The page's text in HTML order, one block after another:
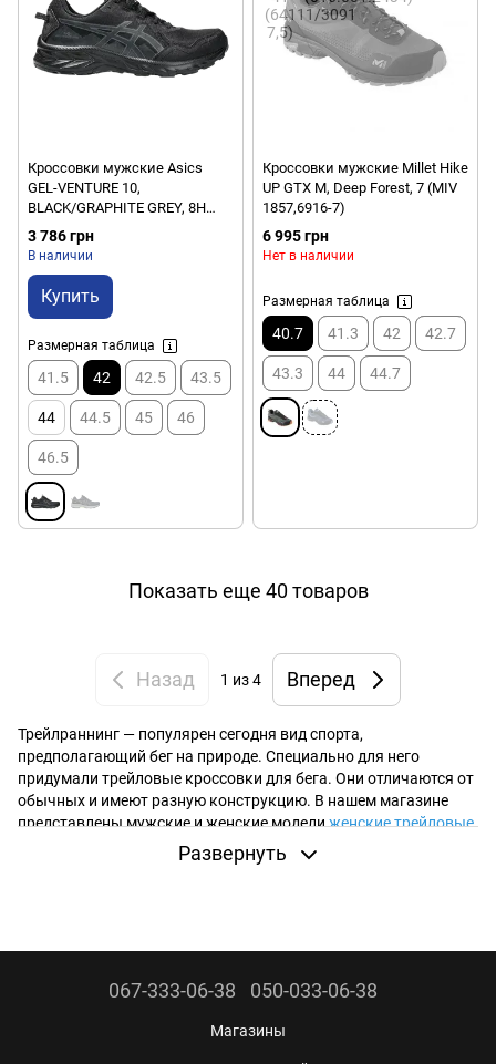
Кроссовки мужские Asics
GEL-VENTURE 10,
BLACK/GRAPHITE GREY, 8H
(1011B967-001)
3 786 грн
В наличии
Купить
Размерная таблица
41.5 42 42.5 43.5
44 44.5 45 46
46.5
Кроссовки мужские Millet Hike
UP GTX M, Deep Forest, 7 (MIV
1857,6916-7)
6 995 грн
Нет в наличии
Размерная таблица
40.7 41.3 42 42.7
43.3 44 44.7
Показать еще 40 товаров
Назад 1 из 4 Вперед
Трейлраннинг — популярен сегодня вид спорта,
предполагающий бег на природе. Специально для него
придумали трейловые кроссовки для бега. Они отличаются от
обычных и имеют разную конструкцию. В нашем магазине
представлены мужские и женские моделиженские трейловые
от лучших производителей.
трейлраннинга имеют усиленный носок и пятку для защиты от
максимальную фиксацию ноги во избежание травм и
натирания мозолей. Также обувь имеет другие преимущества:
Развернуть
067-333-06-38 050-033-06-38
Магазины